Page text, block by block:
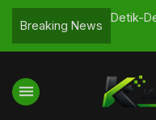
Breaking News
Digugat
Detik-
Warga
menu